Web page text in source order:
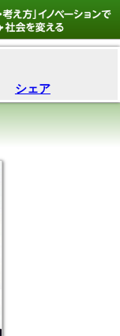
シェア